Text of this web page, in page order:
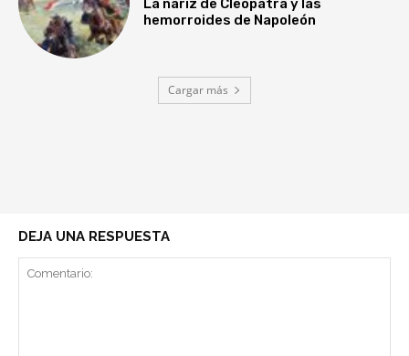
La nariz de Cleopatra y las
hemorroides de Napoleón
Cargar más
DEJA UNA RESPUESTA